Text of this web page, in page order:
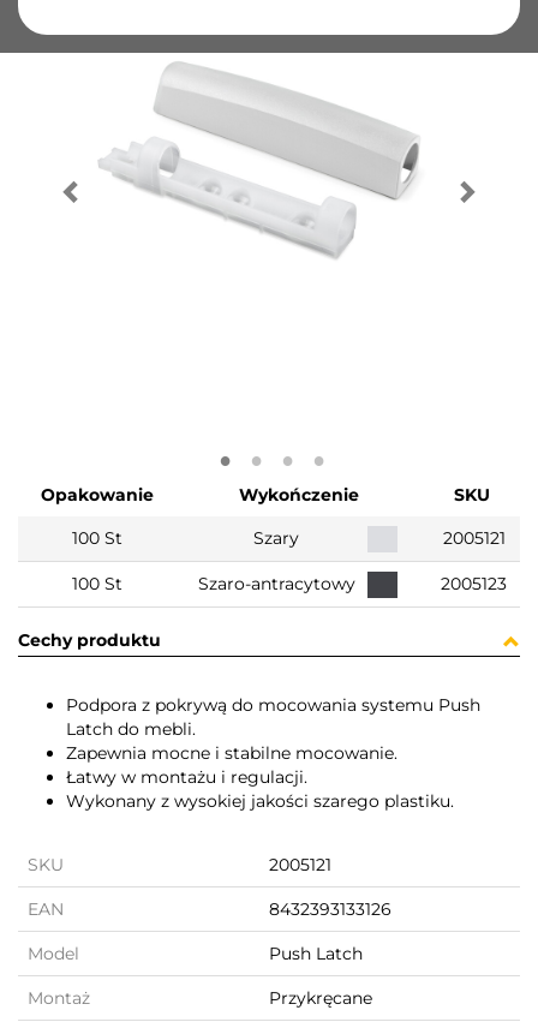
Opakowanie Wykończenie
SKU
100 St
Szary 2005121
100 St Szaro-antracytowy 2005123
Cechy produktu
Podpora z pokrywą do mocowania systemu Push
Latch do mebli.
Zapewnia mocne i stabilne mocowanie.
Łatwy w montażu i regulacji.
Wykonany z wysokiej jakości szarego plastiku.
SKU 2005121
EAN 8432393133126
Model Push Latch
Montaż Przykręcane